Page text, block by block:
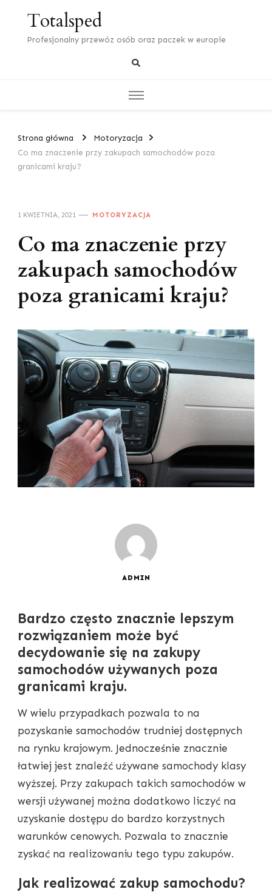
Totalsped
Profesjonalny przewóz osób oraz paczek w europie
Strona główna
Motoryzacja
Co ma znaczenie przy zakupach samochodów poza
granicami kraju?
1 KWIETNIA, 2021 MOTORYZACJA
Co ma znaczenie przy
zakupach samochodów
poza granicami kraju?
ADMIN
Bardzo często znacznie lepszym
rozwiązaniem może być
decydowanie się na zakupy
samochodów używanych poza
granicami kraju.
W wielu przypadkach pozwala to na
pozyskanie samochodów trudniej dostępnych
na rynku krajowym. Jednocześnie znacznie
łatwiej jest znaleźć używane samochody klasy
wyższej. Przy zakupach takich samochodów w
wersji używanej można dodatkowo liczyć na
uzyskanie dostępu do bardzo korzystnych
warunków cenowych. Pozwala to znacznie
zyskać na realizowaniu tego typu zakupów.
Jak realizować zakup samochodu?